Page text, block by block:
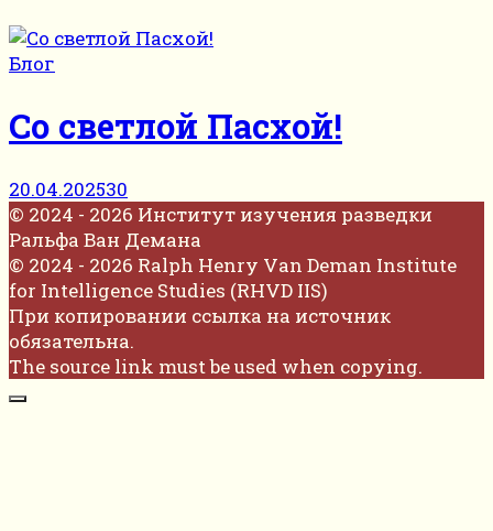
Блог
Со светлой Пасхой!
20.04.202530
© 2024 - 2026 Институт изучения разведки
Ральфа Ван Демана
© 2024 - 2026 Ralph Henry Van Deman Institute
for Intelligence Studies (RHVD IIS)
При копировании ссылка на источник
обязательна.
The source link must be used when copying.